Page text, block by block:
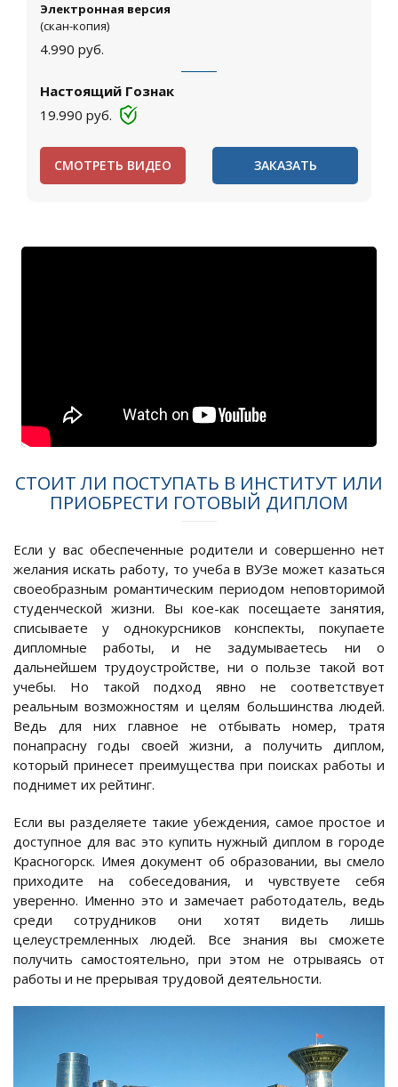
Электронная версия
(скан-копия)
4.990 руб.
Настоящий Гознак
19.990 руб.
СМОТРЕТЬ ВИДЕО ЗАКАЗАТЬ
СТОИТ ЛИ ПОСТУПАТЬ В ИНСТИТУТ ИЛИ
ПРИОБРЕСТИ ГОТОВЫЙ ДИПЛОМ
Если у вас обеспеченные родители и совершенно нет
желания искать работу, то учеба в ВУЗе может казаться
своеобразным романтическим периодом неповторимой
студенческой жизни. Вы кое-как посещаете занятия,
списываете у однокурсников конспекты, покупаете
дипломные работы, и не задумываетесь ни о
дальнейшем трудоустройстве, ни о пользе такой вот
учебы. Но такой подход явно не соответствует
реальным возможностям и целям большинства людей.
Ведь для них главное не отбывать номер, тратя
понапрасну годы своей жизни, а получить диплом,
который принесет преимущества при поисках работы и
поднимет их рейтинг.
Если вы разделяете такие убеждения, самое простое и
доступное для вас это купить нужный диплом в городе
Красногорск. Имея документ об образовании, вы смело
приходите на собеседования, и чувствуете себя
уверенно. Именно это и замечает работодатель, ведь
среди сотрудников они хотят видеть лишь
целеустремленных людей. Все знания вы сможете
получить самостоятельно, при этом не отрываясь от
работы и не прерывая трудовой деятельности.